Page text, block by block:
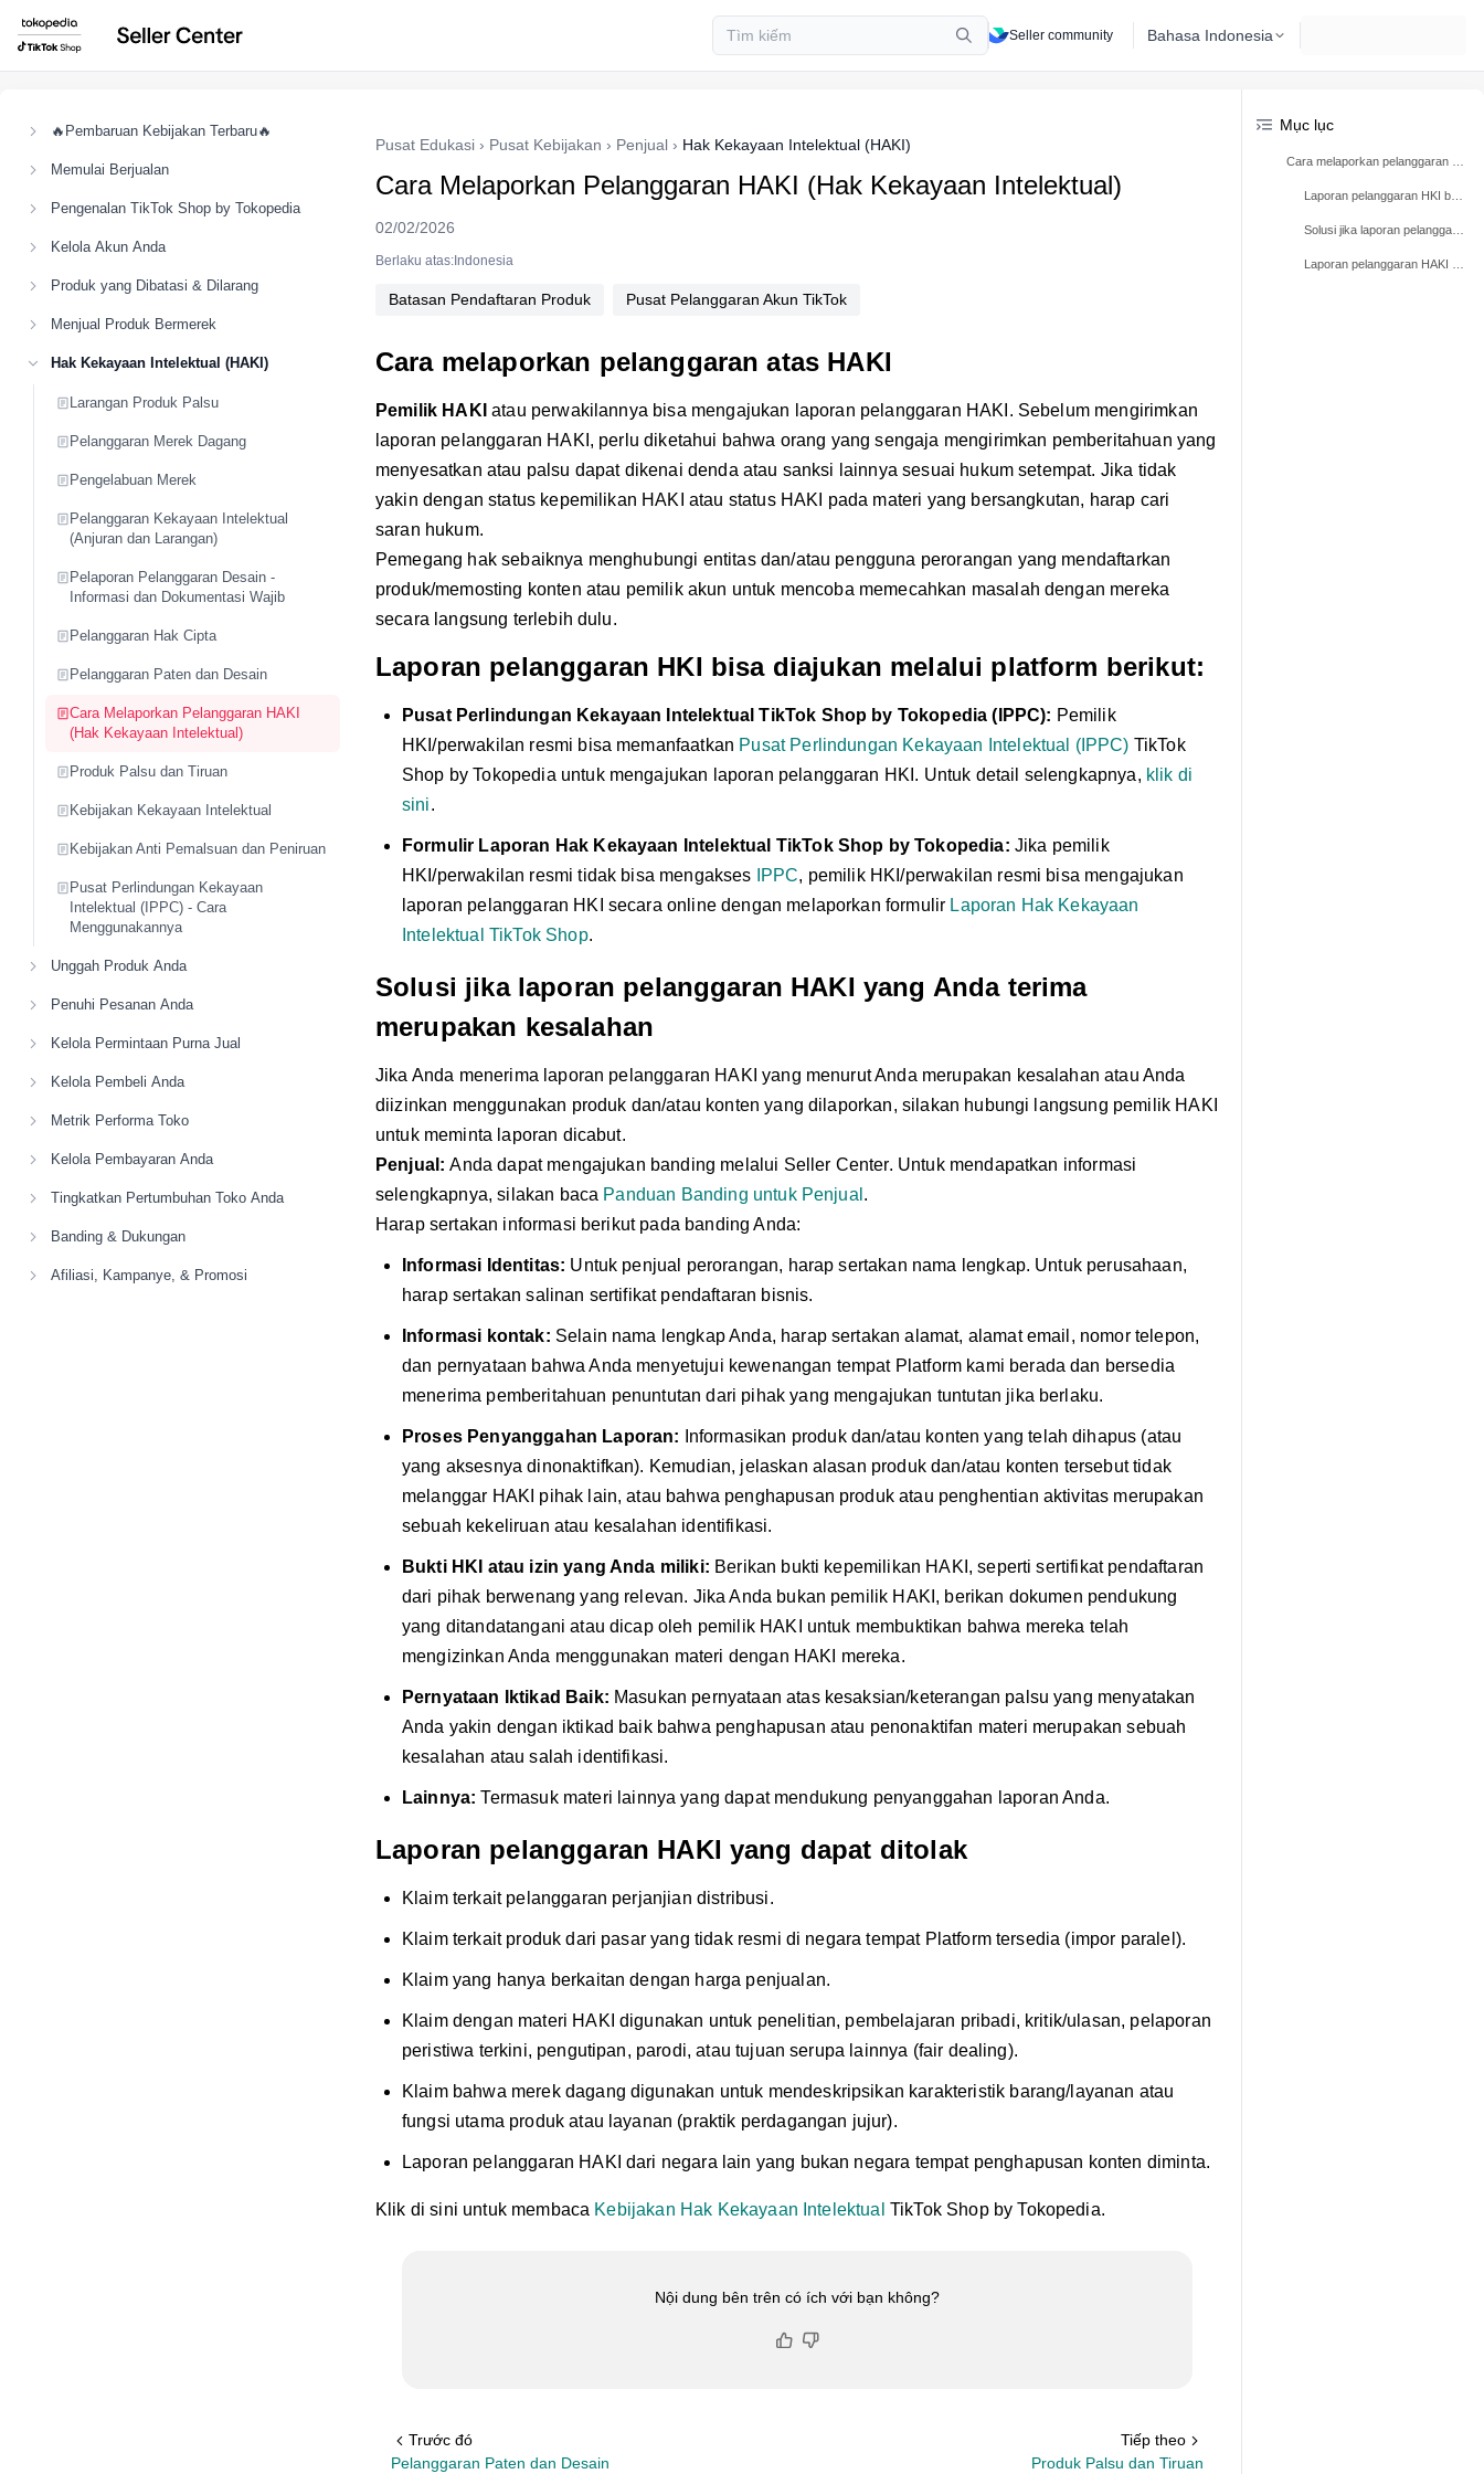
Seller community Bahasa Indonesia
🔥Pembaruan Kebijakan Terbaru🔥
Memulai Berjualan
Pengenalan TikTok Shop by Tokopedia
Kelola Akun Anda
Produk yang Dibatasi & Dilarang
Menjual Produk Bermerek
Hak Kekayaan Intelektual (HAKI)
Larangan Produk Palsu
Pelanggaran Merek Dagang
Pengelabuan Merek
Pelanggaran Kekayaan Intelektual
(Anjuran dan Larangan)
Pelaporan Pelanggaran Desain -
Informasi dan Dokumentasi Wajib
Pelanggaran Hak Cipta
Pelanggaran Paten dan Desain
Cara Melaporkan Pelanggaran HAKI
(Hak Kekayaan Intelektual)
Produk Palsu dan Tiruan
Kebijakan Kekayaan Intelektual
Kebijakan Anti Pemalsuan dan Peniruan
Pusat Perlindungan Kekayaan
Intelektual (IPPC) - Cara
Menggunakannya
Unggah Produk Anda
Penuhi Pesanan Anda
Kelola Permintaan Purna Jual
Kelola Pembeli Anda
Metrik Performa Toko
Kelola Pembayaran Anda
Tingkatkan Pertumbuhan Toko Anda
Banding & Dukungan
Afiliasi, Kampanye, & Promosi
Pusat Edukasi › Pusat Kebijakan › Penjual › Hak Kekayaan Intelektual (HAKI)
Cara Melaporkan Pelanggaran HAKI (Hak Kekayaan Intelektual)
02/02/2026
Berlaku atas:Indonesia
Batasan Pendaftaran Produk Pusat Pelanggaran Akun TikTok
Cara melaporkan pelanggaran atas HAKI
Pemilik HAKI atau perwakilannya bisa mengajukan laporan pelanggaran HAKI. Sebelum mengirimkan
laporan pelanggaran HAKI, perlu diketahui bahwa orang yang sengaja mengirimkan pemberitahuan yang
menyesatkan atau palsu dapat dikenai denda atau sanksi lainnya sesuai hukum setempat. Jika tidak
yakin dengan status kepemilikan HAKI atau status HAKI pada materi yang bersangkutan, harap cari
saran hukum.
Pemegang hak sebaiknya menghubungi entitas dan/atau pengguna perorangan yang mendaftarkan
produk/memosting konten atau pemilik akun untuk mencoba memecahkan masalah dengan mereka
secara langsung terlebih dulu.
Laporan pelanggaran HKI bisa diajukan melalui platform berikut:
Pusat Perlindungan Kekayaan Intelektual TikTok Shop by Tokopedia (IPPC): Pemilik
HKI/perwakilan resmi bisa memanfaatkan Pusat Perlindungan Kekayaan Intelektual (IPPC) TikTok
Shop by Tokopedia untuk mengajukan laporan pelanggaran HKI. Untuk detail selengkapnya, klik di
sini.
Formulir Laporan Hak Kekayaan Intelektual TikTok Shop by Tokopedia: Jika pemilik
HKI/perwakilan resmi tidak bisa mengakses
IPPC, pemilik HKI/perwakilan resmi bisa mengajukan
laporan pelanggaran HKI secara online dengan melaporkan formulir Laporan Hak Kekayaan
Intelektual TikTok Shop.
Solusi jika laporan pelanggaran HAKI yang Anda terima
merupakan kesalahan
Jika Anda menerima laporan pelanggaran HAKI yang menurut Anda merupakan kesalahan atau Anda
diizinkan menggunakan produk dan/atau konten yang dilaporkan, silakan hubungi langsung pemilik HAKI
untuk meminta laporan dicabut.
Penjual:Anda dapat mengajukan banding melalui Seller Center. Untuk mendapatkan informasi
selengkapnya, silakan baca Panduan Banding untuk Penjual .
Harap sertakan informasi berikut pada banding Anda:
Informasi Identitas: Untuk penjual perorangan, harap sertakan nama lengkap. Untuk perusahaan,
harap sertakan salinan sertifikat pendaftaran bisnis.
Informasi kontak: Selain nama lengkap Anda, harap sertakan alamat, alamat email, nomor telepon,
dan pernyataan bahwa Anda menyetujui kewenangan tempat Platform kami berada dan bersedia
menerima pemberitahuan penuntutan dari pihak yang mengajukan tuntutan jika berlaku.
Proses Penyanggahan Laporan: Informasikan produk dan/atau konten yang telah dihapus (atau
yang aksesnya dinonaktifkan). Kemudian, jelaskan alasan produk dan/atau konten tersebut tidak
melanggar HAKI pihak lain, atau bahwa penghapusan produk atau penghentian aktivitas merupakan
sebuah kekeliruan atau kesalahan identifikasi.
Bukti HKI atau izin yang Anda miliki: Berikan bukti kepemilikan HAKI, seperti sertifikat pendaftaran
dari pihak berwenang yang relevan. Jika Anda bukan pemilik HAKI, berikan dokumen pendukung
yang ditandatangani atau dicap oleh pemilik HAKI untuk membuktikan bahwa mereka telah
mengizinkan Anda menggunakan materi dengan HAKI mereka.
Pernyataan Iktikad Baik: Masukan pernyataan atas kesaksian/keterangan palsu yang menyatakan
Anda yakin dengan iktikad baik bahwa penghapusan atau penonaktifan materi merupakan sebuah
kesalahan atau salah identifikasi.
Lainnya:Termasuk materi lainnya yang dapat mendukung penyanggahan laporan Anda.
Laporan pelanggaran HAKI yang dapat ditolak
Klaim terkait pelanggaran perjanjian distribusi.
Klaim terkait produk dari pasar yang tidak resmi di negara tempat Platform tersedia (impor paralel).
Klaim yang hanya berkaitan dengan harga penjualan.
Klaim dengan materi HAKI digunakan untuk penelitian, pembelajaran pribadi, kritik/ulasan, pelaporan
peristiwa terkini, pengutipan, parodi, atau tujuan serupa lainnya (fair dealing).
Klaim bahwa merek dagang digunakan untuk mendeskripsikan karakteristik barang/layanan atau
fungsi utama produk atau layanan (praktik perdagangan jujur).
Laporan pelanggaran HAKI dari negara lain yang bukan negara tempat penghapusan konten diminta.
Klik di sini untuk membaca Kebijakan Hak Kekayaan Intelektual TikTok Shop by Tokopedia.
Nội dung bên trên có ích với bạn không?
Trước đó
Pelanggaran Paten dan Desain
Tiếp theo
Produk Palsu dan Tiruan
Mục lục